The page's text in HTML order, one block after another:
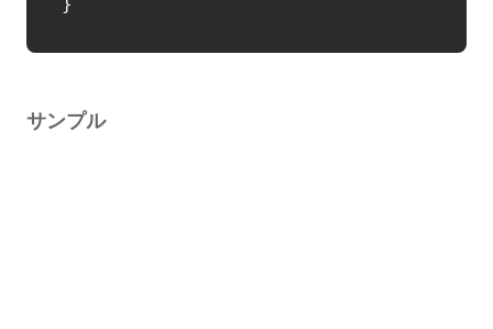
サンプル